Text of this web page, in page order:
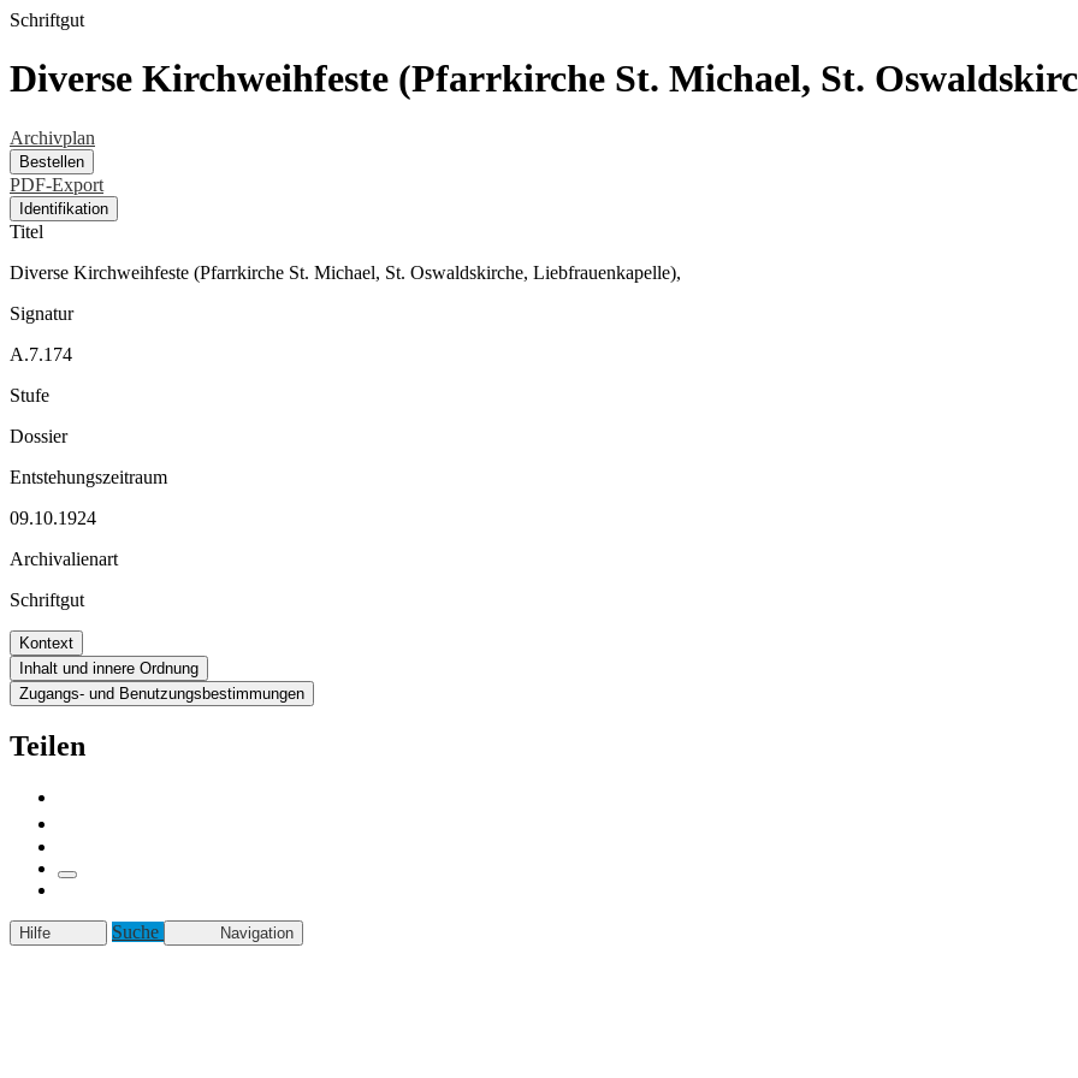
Schriftgut
Diverse Kirchweihfeste (Pfarrkirche St. Michael, St.
Archivplan
Bestellen
PDF-Export
Identifikation
Titel
Diverse Kirchweihfeste (Pfarrkirche St. Michael, St. Oswaldskirche, Liebfrauenkapelle),
Signatur
A.7.174
Stufe
Dossier
Entstehungszeitraum
09.10.1924
Archivalienart
Schriftgut
Kontext
Inhalt und innere Ordnung
Zugangs- und Benutzungsbestimmungen
Teilen
Hilfe Suche Navigation